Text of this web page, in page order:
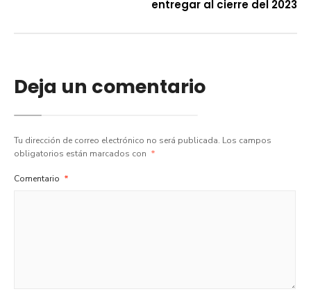
entregar al cierre del 2023
Deja un comentario
Tu dirección de correo electrónico no será publicada. Los campos
obligatorios están marcados con *
Comentario *